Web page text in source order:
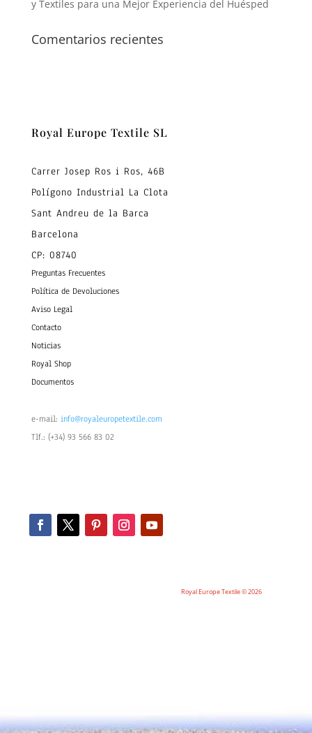
y Textiles para una Mejor Experiencia del Huésped
Comentarios recientes
Royal Europe Textile SL
Carrer Josep Ros i Ros, 46B
Polígono Industrial La Clota
Sant Andreu de la Barca
Barcelona
CP: 08740
Preguntas Frecuentes
Política de Devoluciones
Aviso Legal
Contacto
Noticias
Royal Shop
Documentos
e-mail: info@royaleuropetextile.com
Tlf.: (+34) 93 566 83 02
Royal Europe Textile © 2026